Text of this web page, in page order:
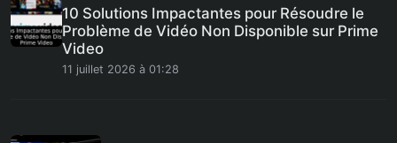
10 Solutions Impactantes pour Résoudre le
Problème de Vidéo Non Disponible sur Prime
Video
11 juillet 2026 à 01:28